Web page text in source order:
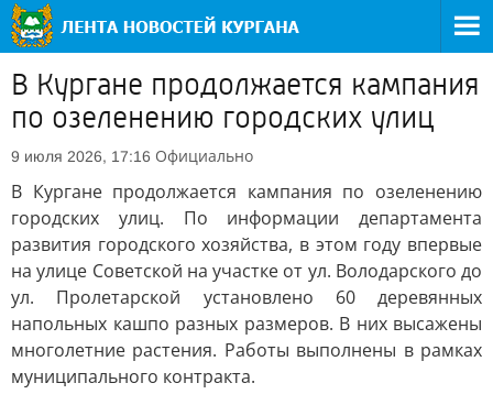
В Кургане продолжается кампания
по озеленению городских улиц
9 июля 2026, 17:16 Официально
В Кургане продолжается кампания по озеленению
городских улиц. По информации департамента
развития городского хозяйства, в этом году впервые
на улице Советской на участке от ул. Володарского до
ул. Пролетарской установлено 60 деревянных
напольных кашпо разных размеров. В них высажены
многолетние растения. Работы выполнены в рамках
муниципального контракта.